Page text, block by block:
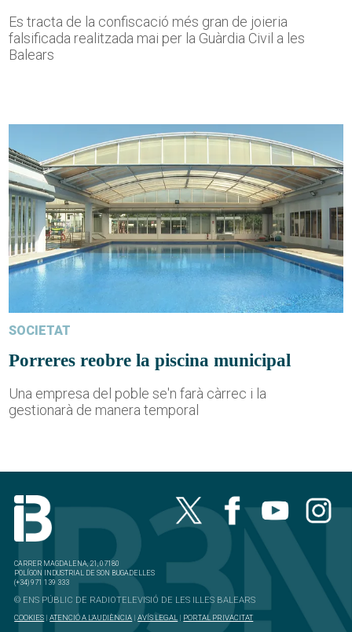
Es tracta de la confiscació més gran de joieria
falsificada realitzada mai per la Guàrdia Civil a les
Balears
SOCIETAT
Porreres reobre la piscina municipal
Una empresa del poble se'n farà càrrec i la
gestionarà de manera temporal
CARRER MAGDALENA, 21, 07180
POLÍGON INDUSTRIAL DE SON BUGADELLES
(+34) 971 139 333
© ENS PÚBLIC DE RADIOTELEVISIÓ DE LES ILLES BALEARS
COOKIES |ATENCIÓ A L'AUDIÈNCIA |AVÍS LEGAL | PORTAL PRIVACITAT